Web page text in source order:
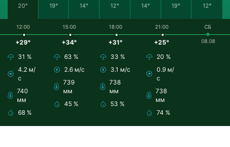
20° 19° 14° 12° 14° 19° 12°
12:00
+29°
31 %
4.2 м/
с
740
мм
68 %
15:00
+34°
63 %
2.6 м/с
739
мм
45 %
18:00
+31°
33 %
3.1 м/с
738
мм
53 %
21:00
+25°
20 %
0.9 м/
с
738
мм
74 %
СБ
08.08